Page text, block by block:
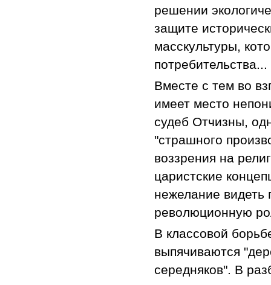
решении
защите
масскультуры,
потребительства...
Вместе с тем во
имеет место
судеб Отчизны,
"страшного
воззрения на
царистские
нежелание видеть
революционную
В классовой
выпячиваются
середняков". В